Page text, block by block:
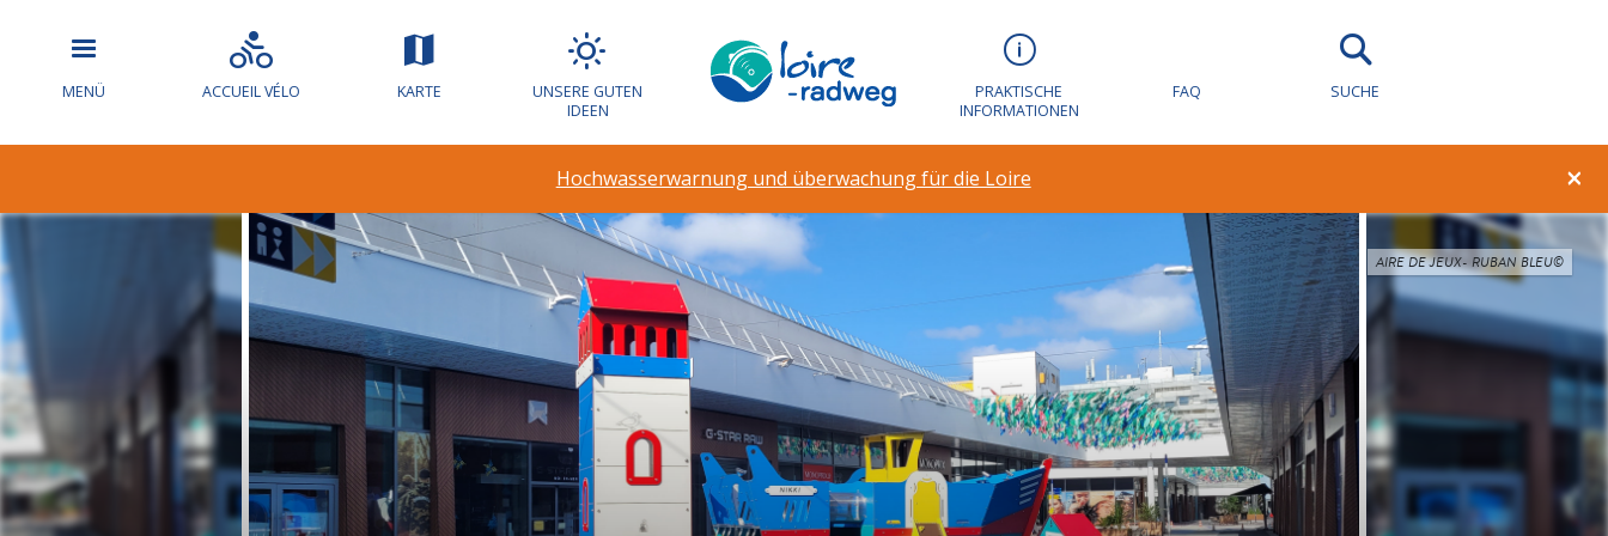
MENÜ ACCUEIL VÉLO KARTE
UNSERE GUTEN
IDEEN
PRAKTISCHE
INFORMATIONEN
FAQ SUCHE
×
Hochwasserwarnung und überwachung für die Loire
AIRE DE JEUX- RUBAN BLEU©